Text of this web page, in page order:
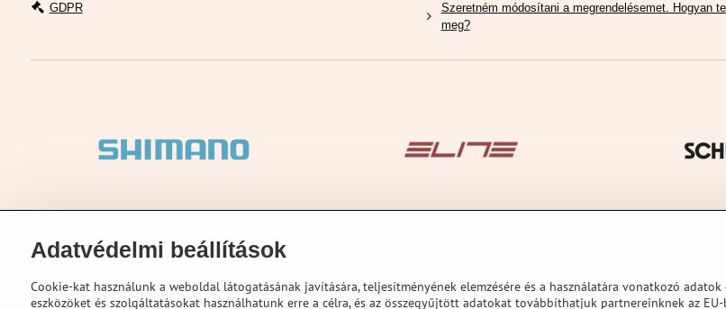
GDPR
Szeretném módosítani a megrendelésemet. Hogyan
meg?
Adatvédelmi beállítások
Cookie-kat használunk a weboldal látogatásának javítására, teljesítményének elemzésére és a használatára vonatkozó
eszközöket és szolgáltatásokat használhatunk erre a célra, és az összegyűjtött adatokat továbbíthatjuk partnereinknek az